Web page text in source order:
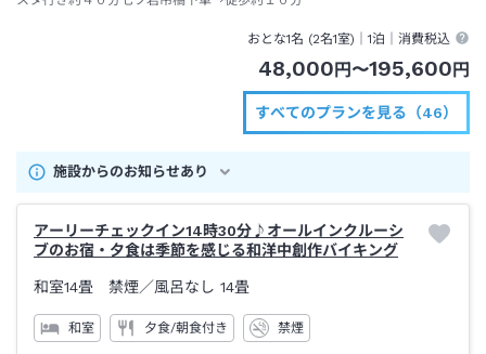
おとな1名 (2名1室)｜1泊 ｜消費税込
48,000円〜195,600円
すべてのプランを見る（46）
施設からのお知らせあり
アーリーチェックイン14時30分♪オールインクルーシ
ブのお宿・夕食は季節を感じる和洋中創作バイキング
和室14畳 禁煙／風呂なし 14畳
和室 夕食/朝食付き 禁煙